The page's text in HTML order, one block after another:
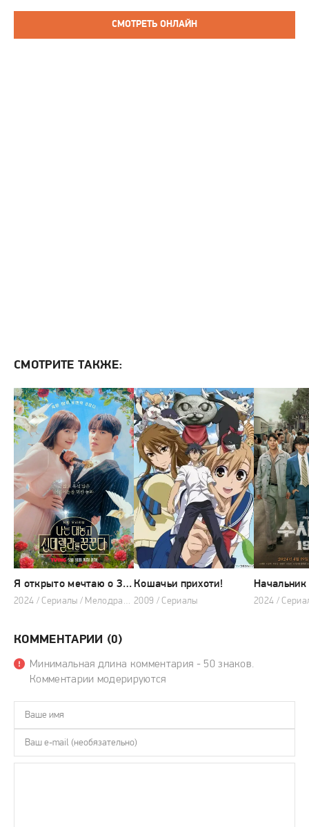
СМОТРЕТЬ ОНЛАЙН
СМОТРИТЕ ТАКЖЕ:
Я открыто мечтаю о Золушке
2024 / Сериалы / Мелодрама / Комедия / 2024
Кошачьи прихоти!
2009 / Сериалы
КОММЕНТАРИИ (0)
Минимальная длина комментария - 50 знаков.
Комментарии модерируются